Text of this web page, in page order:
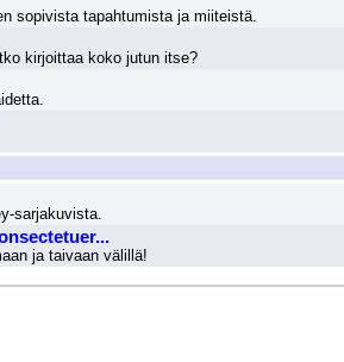
sopivista tapahtumista ja miiteistä.
kirjoittaa koko jutun itse?
sarjakuvista.
ja taivaan välillä!